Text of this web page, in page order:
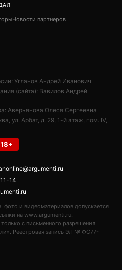
Новости партнеров
Угланов Андрей Иванович
(сайта): Вавилов Андрей
Аверьянова Олеся Сергеевна
ул. Арбат, д. 29, 1-й этаж, пом. IV,
18+
14
фото и видеоматериалов допускается
на www.argumenti.ru.
с письменного разрешения.
Реестровая запись ЭЛ № ФС77-